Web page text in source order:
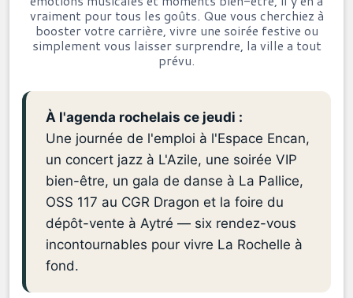
vraiment pour tous les goûts. Que vous cherchiez à
booster votre carrière, vivre une soirée festive ou
simplement vous laisser surprendre, la ville a tout
prévu.
À l'agenda rochelais ce jeudi :
Une journée de l'emploi à l'Espace Encan,
un concert jazz à L'Azile, une soirée VIP
bien-être, un gala de danse à La Pallice,
OSS 117 au CGR Dragon et la foire du
dépôt-vente à Aytré — six rendez-vous
incontournables pour vivre La Rochelle à
fond.